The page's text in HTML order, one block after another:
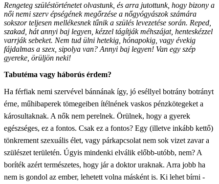
Rengeteg szüléstörténetet olvastunk, és arra jutottunk, hogy bizony a
női nemi szerv épségének megőrzése a nőgyógyászok számára
sokszor teljesen mellékesnek tűnik a szülés levezetése során. Reped,
szakad, hát annyi baj legyen, kézzel tágítják méhszájat, henteskézzel
varrják sebeket. Nem tud ülni hetekig, hónapokig, vagy évekig
fájdalmas a szex, sipolya van? Annyi baj legyen! Van egy szép
gyereke, örüljön neki!
Tabutéma vagy háborús érdem?
Ha férfiak nemi szervével bánnának így, jó eséllyel botrány botrányt
érne, műhibaperek tömegeiben ítélnének vaskos pénzkötegeket a
károsultaknak. A nők nem perelnek. Örülnek, hogy a gyerek
egészséges, ez a fontos. Csak ez a fontos? Egy (illetve inkább kettő)
tönkrement szexuális élet, vagy párkapcsolat nem sok vizet zavar a
szülészet területén. Úgyis mindenki elválik előbb-utóbb, nem? A
boríték azért természetes, hogy jár a doktor uraknak. Arra jobb ha
nem is gondol az ember, lehetett volna másként is. Ki lehet bírni -